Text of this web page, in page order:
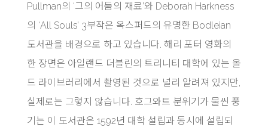
Pullman의 ‘그의 어둠의 재료’와 Deborah Harkness
의 ‘All Souls’ 3부작은 옥스퍼드의 유명한 Bodleian
도서관을 배경으로 하고 있습니다. 해리 포터 영화의
한 장면은 아일랜드 더블린의 트리니티 대학에 있는 올
드 라이브러리에서 촬영된 것으로 널리 알려져 있지만,
실제로는 그렇지 않습니다. 호그와트 분위기가 물씬 풍
기는 이 도서관은 1592년 대학 설립과 동시에 설립되